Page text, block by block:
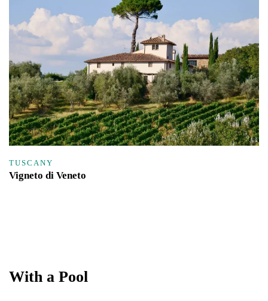
TUSCANY
Vigneto di Veneto
With a Pool